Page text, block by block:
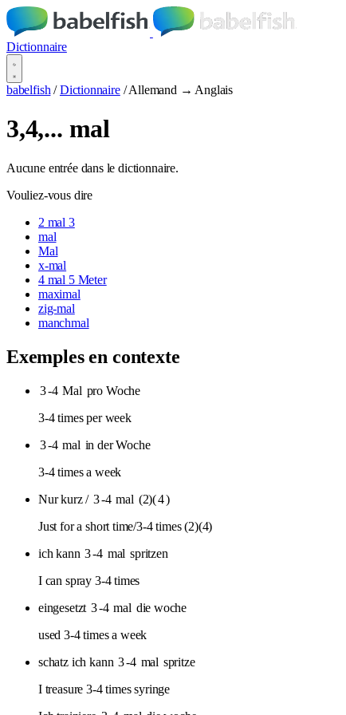
Dictionnaire
babelfish / Dictionnaire / Allemand → Anglais
3,4,... mal
Aucune entrée dans le dictionnaire.
Vouliez-vous dire
2 mal 3
mal
Mal
x-mal
4 mal 5 Meter
maximal
zig-mal
manchmal
Exemples en contexte
3-4 Mal pro Woche
3-4 times per week
3-4 mal in der Woche
3-4 times a week
Nur kurz / 3-4 mal (2)(4)
Just for a short time/3-4 times (2)(4)
ich kann 3-4 mal spritzen
I can spray 3-4 times
eingesetzt 3-4 mal die woche
used 3-4 times a week
schatz ich kann 3-4 mal spritze
I treasure 3-4 times syringe